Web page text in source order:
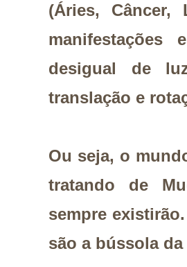
(Áries, Câncer,
manifestações
desigual de
translação e
Ou seja, o
tratando de
sempre
são a bússola da